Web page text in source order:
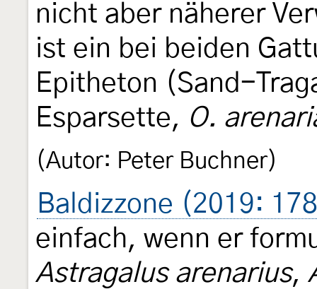
nicht aber näherer
ist ein bei beiden
Epitheton (Sand-
Esparsette, O.
(Autor: Peter Buchner)
Baldizzone (2019:
einfach, wenn er
Astragalus arenarius,